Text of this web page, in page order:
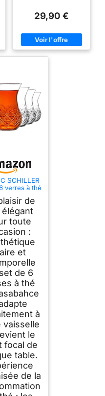
29,90 €
SCHILLER
verres à thé
pour 6
6
à thé turcs,
à thé, Cay
Seti
pour 6
(6
à thé)
de
toute
:
et
de 6
à thé
à
vaisselle
le
focal de
table.
de la